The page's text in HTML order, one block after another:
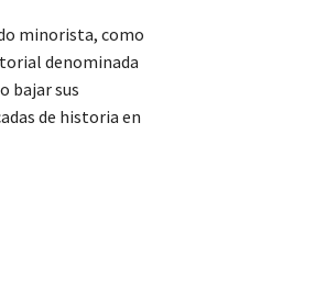
minorista, como
denominada
bajar sus
de historia en